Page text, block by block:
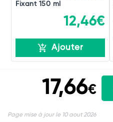
Fixant 150 ml
12,46€
Ajouter
17,66€
Page mise à jour le 10 aout 2026